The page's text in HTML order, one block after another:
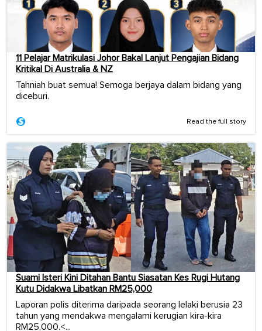
11 Pelajar Matrikulasi Johor Bakal Lanjut Pengajian Bidang
Kritikal Di Australia & NZ
Tahniah buat semua! Semoga berjaya dalam bidang yang
diceburi.
Read the full story
Suami Isteri Kini Ditahan Bantu Siasatan Kes Rugi Hutang
Kutu Didakwa Libatkan RM25,000
Laporan polis diterima daripada seorang lelaki berusia 23
tahun yang mendakwa mengalami kerugian kira-kira
RM25,000.<...